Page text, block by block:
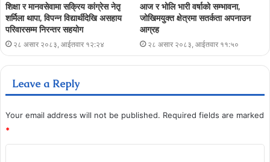
शिक्षा र मानवसेवामा सक्रिय कांग्रेस नेतृ
शर्मिला थापा, विपन्न विद्यार्थीदेखि असहाय
परिवारसम्म निरन्तर सहयोग
२८ असार २०८३, आईतवार १२:२४
आज र भोलि भारी वर्षाको सम्भावना,
जोखिमयुक्त क्षेत्रमा सतर्कता अपनाउन
आग्रह
२८ असार २०८३, आईतवार ११:५०
Leave a Reply
Your email address will not be published. Required fields are marked
*